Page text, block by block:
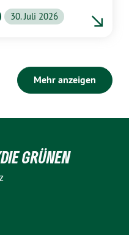
30. Juli 2026
Mehr anzeigen
GRÜNEN